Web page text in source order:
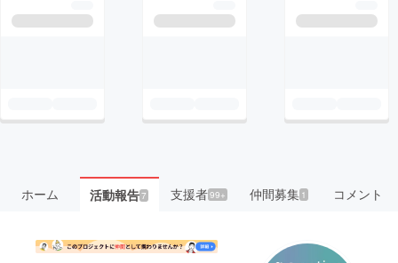
ホーム 活動報告7 支援者99+ 仲間募集 1 コメント